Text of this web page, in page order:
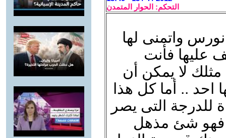
التحكم: الحوار المتمدن
واتمنى لها
عليها فأنت
لا يمكن أن
احد .. أما كل هذا
للدرجة التى يصر
فهو شئ مذهل